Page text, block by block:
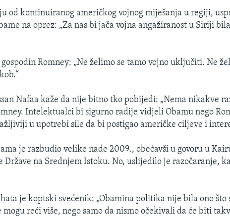
od kontinuiranog američkog vojnog miješanja u regiji,
na oprez: „Za nas bi jača vojna angažiranost u Siriji
Romney: „Ne želimo se tamo vojno uključiti. Ne
Nafaa kaže da nije bitno tko pobijedi: „Nema nikakve
Intelektualci bi sigurno radije vidjeli Obamu nego
u upotrebi sile da bi postigao američke ciljeve i
je razbudio velike nade 2009., obećavši u govoru u
Države na Srednjem Istoku. No, uslijedilo je razočaranje,
je koptski svećenik: „Obamina politika nije bila ono što
reći više, nego samo da nismo očekivali da će biti